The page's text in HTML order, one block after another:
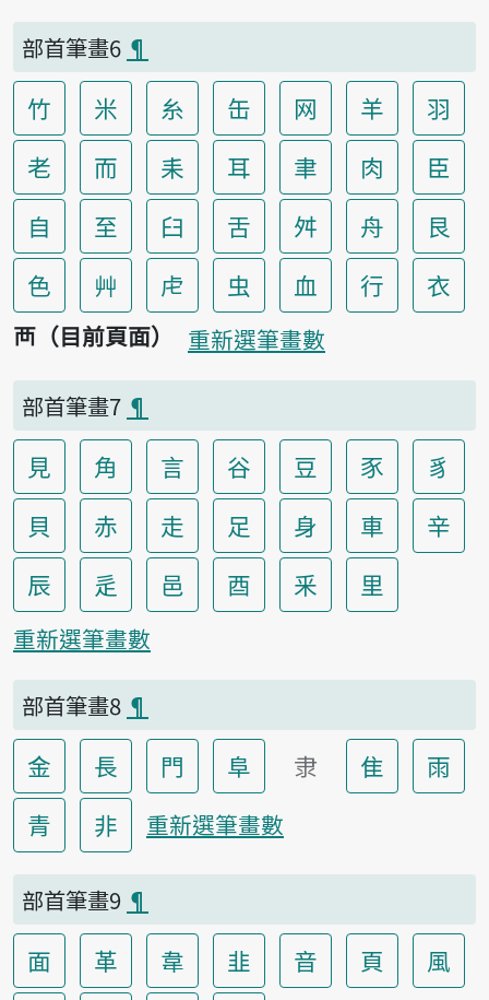
部首筆畫6 ¶
竹 米 糸 缶 网 羊
羽
老
而 耒 耳 聿 肉
臣
自
至 臼 舌 舛 舟
艮
色
艸 虍 虫 血 行 衣
襾（目前頁面） 重新選筆畫數
部首筆畫7 ¶
見 角 言 谷 豆 豕
豸
貝
赤 走 足 身 車
辛
辰
辵 邑 酉 釆 里
重新選筆畫數
部首筆畫8 ¶
金 長 門 阜 隶 隹
雨
青
非 重新選筆畫數
部首筆畫9 ¶
面 革 韋 韭 音 頁
風